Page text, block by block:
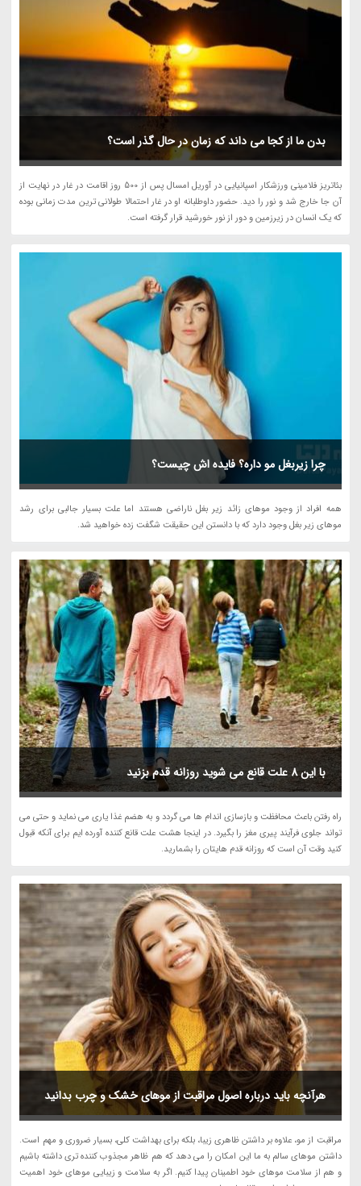
بدن ما از کجا می داند که زمان در حال گذر است؟
بئاتریز فلامینی ورزشکار اسپانیایی در آوریل امسال پس از 500 روز اقامت در غار در نهایت از
آن جا خارج شد و نور را دید. حضور داوطلبانه او در غار احتمالا طولانی ترین مدت زمانی بوده
که یک انسان در زیرزمین و دور از نور خورشید قرار گرفته است.
چرا زیربغل مو داره؟ فایده اش چیست؟
همه افراد از وجود موهای زائد زیر بغل ناراضی هستند اما علت بسیار جالبی برای رشد
موهای زیر بغل وجود دارد که با دانستن این حقیقت شگفت زده خواهید شد.
با این 8 علت قانع می شوید روزانه قدم بزنید
راه رفتن باعث محافظت و بازسازی اندام ها می گردد و به هضم غذا یاری می نماید و حتی می
تواند جلوی فرآیند پیری مغز را بگیرد. در اینجا هشت علت قانع کننده آورده ایم برای آنکه قبول
کنید وقت آن است که روزانه قدم هایتان را بشمارید.
هرآنچه باید درباره اصول مراقبت از موهای خشک و چرب بدانید
مراقبت از مو، علاوه بر داشتن ظاهری زیبا، بلکه برای بهداشت کلی، بسیار ضروری و مهم است.
داشتن موهای سالم به ما این امکان را می دهد که هم ظاهر مجذوب کننده تری داشته باشیم
و هم از سلامت موهای خود اطمینان پیدا کنیم. اگر به سلامت و زیبایی موهای خود اهمیت